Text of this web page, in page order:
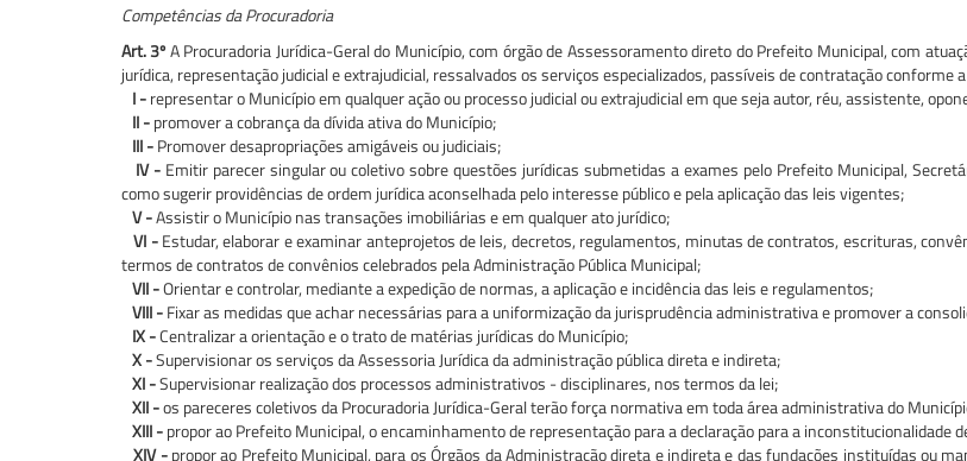
Competências da Procuradoria
Art. 3ºA Procuradoria Jurídica-Geral do Município, com órgão de Assessoramento direto do Prefeito Municipal, com
jurídica, representação judicial e extrajudicial, ressalvados os serviços especializados, passíveis de contratação conforme
I -representar o Município em qualquer ação ou processo judicial ou extrajudicial em que seja autor, réu, assistente,
II -promover a cobrança da dívida ativa do Município;
III -Promover desapropriações amigáveis ou judiciais;
IV -Emitir parecer singular ou coletivo sobre questões jurídicas submetidas a exames pelo Prefeito Municipal,
como sugerir providências de ordem jurídica aconselhada pelo interesse público e pela aplicação das leis vigentes;
V -Assistir o Município nas transações imobiliárias e em qualquer ato jurídico;
VI -Estudar, elaborar e examinar anteprojetos de leis, decretos, regulamentos, minutas de contratos, escrituras,
termos de contratos de convênios celebrados pela Administração Pública Municipal;
VII -Orientar e controlar, mediante a expedição de normas, a aplicação e incidência das leis e regulamentos;
VIII -Fixar as medidas que achar necessárias para a uniformização da jurisprudência administrativa e promover a
IX -Centralizar a orientação e o trato de matérias jurídicas do Município;
X -Supervisionar os serviços da Assessoria Jurídica da administração pública direta e indireta;
XI -Supervisionar realização dos processos administrativos - disciplinares, nos termos da lei;
XII -os pareceres coletivos da Procuradoria Jurídica-Geral terão força normativa em toda área administrativa do
XIII -propor ao Prefeito Municipal, o encaminhamento de representação para a declaração para a inconstitucionalidade
XIV -propor ao Prefeito Municipal, para os Órgãos da Administração direta e indireta e das fundações instituídas ou